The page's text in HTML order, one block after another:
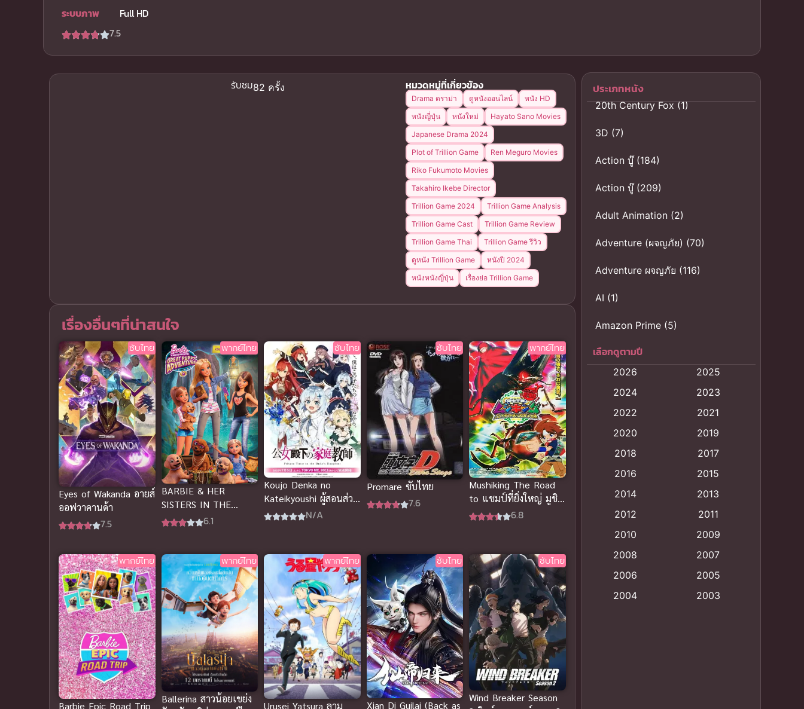
ระบบภาพ
Full HD
7.5
รับชม82 ครั้ง หมวดหมู่ที่เกี่ยวข้อง
Drama ดราม่า ดูหนังออนไลน์
หนัง HD
หนังญี่ปุ่น
หนังใหม่
Hayato Sano Movies
Japanese Drama 2024
Plot of Trillion Game
Ren Meguro Movies
Riko Fukumoto Movies
Takahiro Ikebe Director
Trillion Game 2024
Trillion Game Analysis
Trillion Game Cast
Trillion Game Review
Trillion Game Thai
Trillion Game รีวิว
ดูหนัง Trillion Game
หนังปี 2024
หนังหนังญี่ปุ่น
เรื่องย่อ Trillion Game
เรื่องอื่นๆที่น่าสนใจ
ซับไทย
Eyes of Wakanda อายส์
ออฟวาคานด้า
7.5
พากย์ไทย
BARBIE & HER
SISTERS IN THE
GREAT PUPPY
ครั้งยิ่งใหญ่ของน้องหมา
ผู้น่ารัก พากย์ไทย
6.1
ซับไทย
Koujo Denka no
Kateikyoushi ผู้สอนส่วน
ตัวของท่านหญิง
N/A
ซับไทย
Promare ซับไทย
7.6
พากย์ไทย
Mushiking The Road
to แชมป์ที่ยิ่งใหญ่ มูชิ
คิง ด้วงกว่าง พากย์ไทย
6.8
พากย์ไทย
Barbie Epic Road Trip
พากย์ไทย
Ballerina สาวน้อยเขย่ง
พากย์ไทย
Urusei Yatsura ลามู
ซับไทย
Xian Di Guilai (Back as
ซับไทย
Wind Breaker Season
ประเภทหนัง
20th Century Fox(1)
3D (7)
Action บู๊(184)
Action บู๊(209)
Adult Animation (2)
Adventure (ผจญภัย) (70)
Adventure ผจญภัย (116)
AI (1)
Amazon Prime (5)
Anal (ประตูหลัง)
Animation การ์ตูน
Animation อนิเมะ
Animation แอนิเมชัน (19)
anime(9)
Big tits (นมใหญ่)
Bitch (ผู้หญิงร่าน)
เลือกดูตามปี
2026
2025
2024
2023
2022
2021
2020
2019
2018
2017
2016
2015
2014
2013
2012
2011
2010
2009
2008
2007
2006
2005
2004
2003